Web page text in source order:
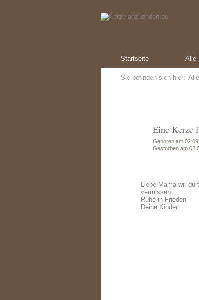
Startseite Alle
Sie befinden sich hier:
Eine Kerze
Geboren am
Gestorben am
Liebe Mama wir
vermissen.
Ruhe in Frieden
Deine Kinder